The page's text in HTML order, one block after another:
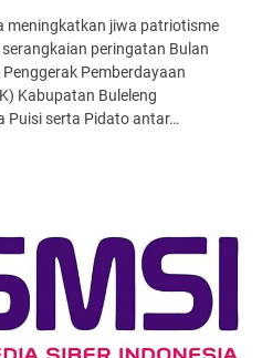
meningkatkan jiwa patriotisme
peringatan Bulan
Pemberdayaan
Kabupatan Buleleng
Puisi serta Pidato antar…